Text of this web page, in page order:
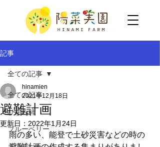
記事
全ての記事
ひなみ柿
ブルーベリー
全ての記事
避難計画
hinamien
2021年12月18日
更新日： 2022年1月24日
雨の多い、能登で土砂災害などの時の